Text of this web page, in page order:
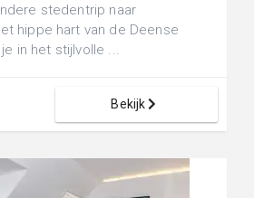
stedentrip naar
hippe hart van de Deense
in het stijlvolle ...
Bekijk